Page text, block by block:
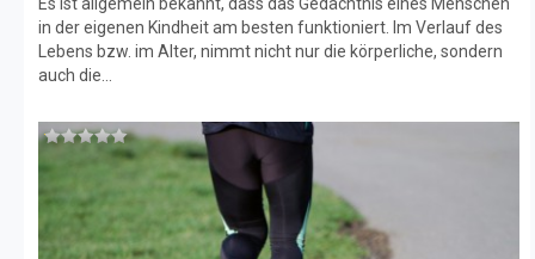
in der eigenen Kindheit am besten funktioniert. Im Verlauf des
Lebens bzw. im Alter, nimmt nicht nur die körperliche, sondern
auch die...